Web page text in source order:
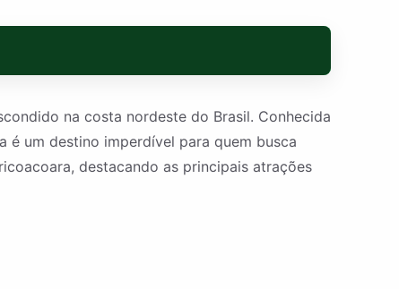
na costa nordeste do Brasil. Conhecida
é um destino imperdível para quem busca
destacando as principais atrações